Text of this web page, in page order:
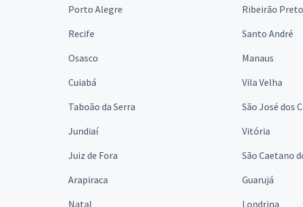
Porto Alegre
Ribeirão Preto
Recife
Santo André
Osasco
Manaus
Cuiabá
Vila Velha
Taboão da Serra
São José dos
Jundiaí
Vitória
Juiz de Fora
São Caetano
Arapiraca
Guarujá
Natal
Londrina